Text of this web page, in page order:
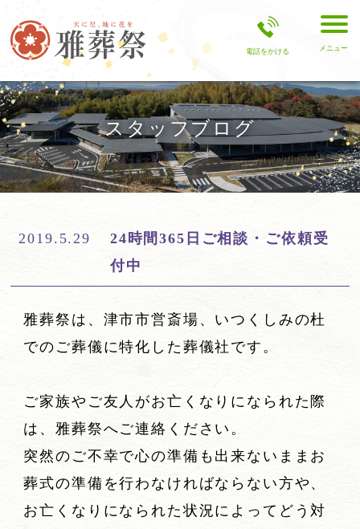
電話をかける メニュー
スタッフブログ
2019.5.29
24時間365日ご相談・ご依頼受
付中
雅葬祭は、津市市営斎場、いつくしみの杜
でのご葬儀に特化した葬儀社です。
ご家族やご友人がお亡くなりになられた際
は、雅葬祭へご連絡ください。
突然のご不幸で心の準備も出来ないままお
葬式の準備を行わなければならない方や、
お亡くなりになられた状況によってどう対